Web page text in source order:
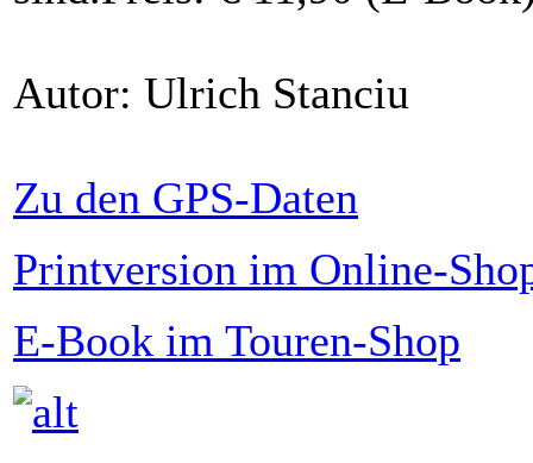
Autor: Ulrich Stanciu
Zu den GPS-Daten
Printversion im Online-
E-Book im Touren-Shop